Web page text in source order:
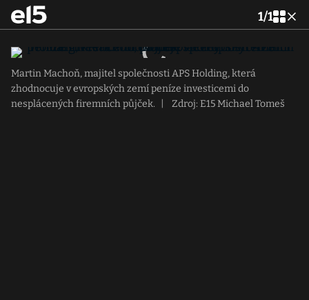
1/1
Martin Machoň, majitel společnosti APS Holding, která
zhodnocuje v evropských zemí peníze investicemi do
nesplácených firemních půjček.
Zdroj: E15 Michael Tomeš